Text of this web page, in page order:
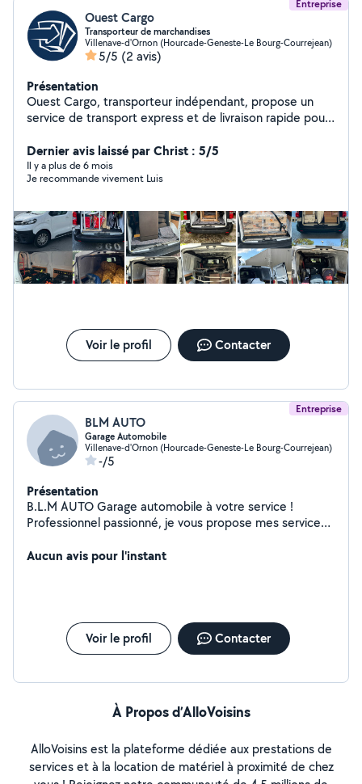
Entreprise
Ouest Cargo
Transporteur de marchandises
Villenave-d'Ornon (Hourcade-Geneste-Le Bourg-Courrejean)
5/5 (2 avis)
Présentation
Ouest Cargo, transporteur indépendant, propose un
service de transport express et de livraison rapide pour
marchandises sont prises en charge avec sérieux,
fiabilité et proximité.
Dernier avis laissé par Christ : 5/5
Il y a plus de 6 mois
Je recommande vivement Luis
Voir le profil Contacter
Entreprise
BLM AUTO
Garage Automobile
Villenave-d'Ornon (Hourcade-Geneste-Le Bourg-Courrejean)
-/5
Présentation
B.L.M AUTO Garage automobile à votre service !
Professionnel passionné, je vous propose mes services
freins, pneus, disque/plaquette ect...) Nettoyage
transparents et conseils personnalisés. Situé à Villenave
d'Ornon, je vous accueille sur rendez-vous. Contactez-
moi dès maintenant pour entretenir ou trouver votre
Aucun avis pour l'instant
Voir le profil Contacter
À Propos d’AlloVoisins
AlloVoisins est la plateforme dédiée aux prestations de
services et à la location de matériel à proximité de chez